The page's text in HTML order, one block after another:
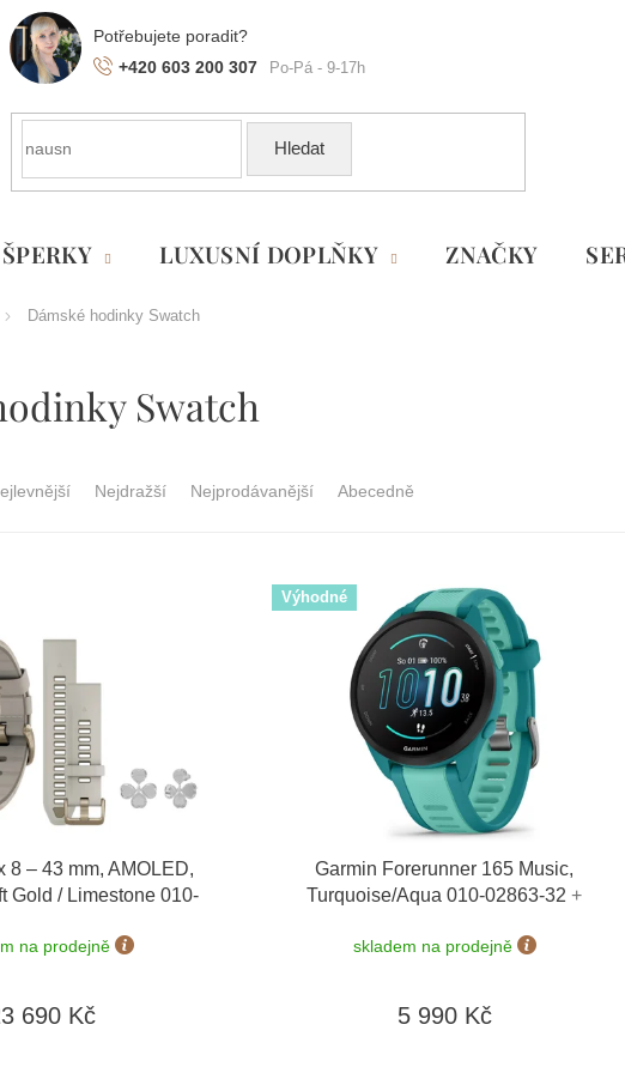
+420 603 200 307
Hledat
ŠPERKY LUXUSNÍ DOPLŇKY ZNAČKY
Dámské hodinky Swatch
Swatch
Nejdražší Nejprodávanější Abecedně
8 – 43 mm, AMOLED,
Gold / Limestone 010-
+ náušnice Guess
na prodejně
690 Kč
Výhodné
Garmin Forerunner 165 Music,
Turquoise/Aqua 010-02863-32+
skladem na prodejně
5 990 Kč